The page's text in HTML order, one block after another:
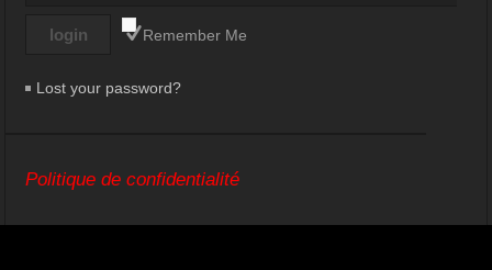
Remember Me
Lost your password?
Politique de confidentialité